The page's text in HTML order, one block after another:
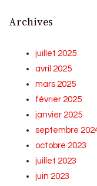
Archives
juillet 2025
avril 2025
mars 2025
février 2025
janvier 2025
septembre
octobre 2023
juillet 2023
juin 2023